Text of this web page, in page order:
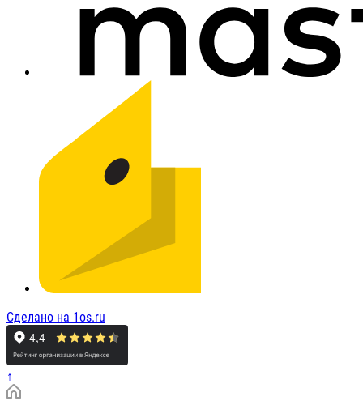
Сделано на 1os.ru
↑